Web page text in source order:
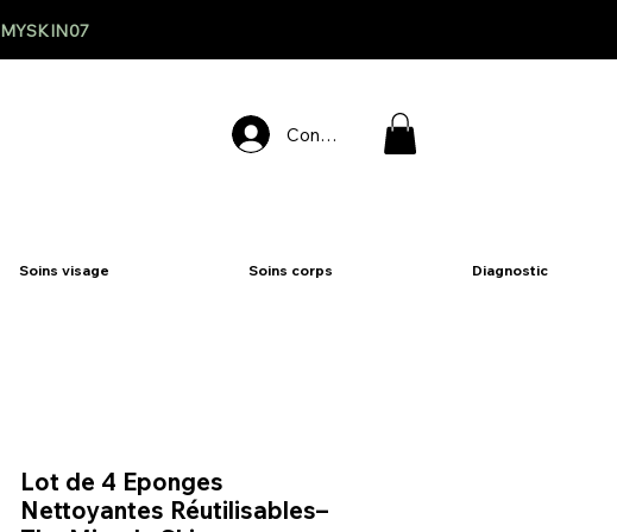
MYSKIN07
Connexion
Soins visage Soins corps Diagnostic
Lot de 4 Eponges
Nettoyantes Réutilisables–